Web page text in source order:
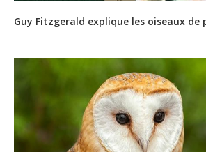
Guy Fitzgerald explique les oiseaux